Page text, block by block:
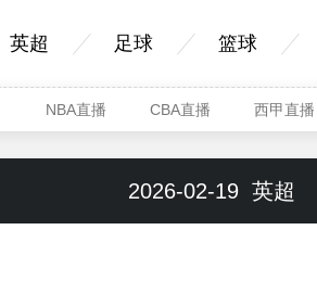
英超 足球 篮球
NBA直播 CBA直播 西甲直播
2026-02-19 英超